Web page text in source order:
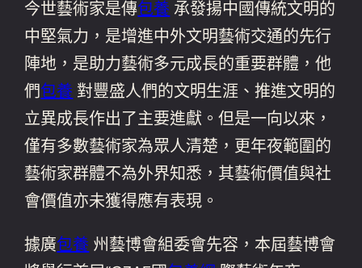
今世藝術家是傳包養 承發揚中國傳統文明的
中堅氣力，是增進中外文明藝術交通的先行
陣地，是助力藝術多元成長的重要群體，他
們包養 對豐盛人們的文明生涯、推進文明的
立異成長作出了主要進獻。但是一向以來，
僅有多數藝術家為眾人清楚，更年夜範圍的
藝術家群體不為外界知悉，其藝術價值與社
會價值亦未獲得應有表現。
據廣包養 州藝博會組委會先容，本屆藝博會